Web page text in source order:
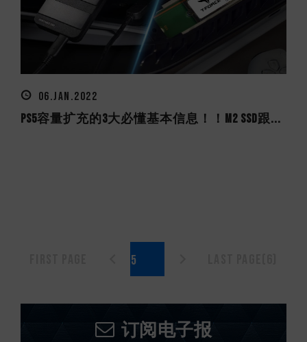
06.JAN.2022
PS5容量扩充的3大必懂基本信息！！M2 SSD跟...
订阅电子报